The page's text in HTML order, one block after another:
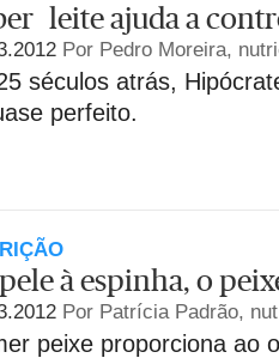
leite ajuda a
Por Pedro Moreira,
séculos atrás,
perfeito.
à espinha, o
Por Patrícia Padrão,
peixe proporciona ao